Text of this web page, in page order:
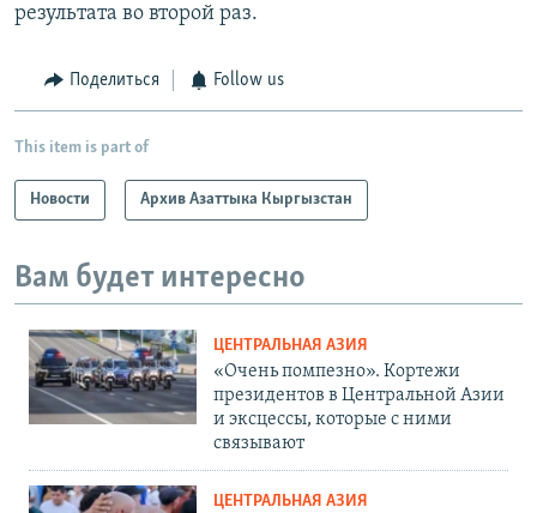
результата во второй раз.
Поделиться Follow us
This item is part of
Новости Архив Азаттыка Кыргызстан
Вам будет интересно
ЦЕНТРАЛЬНАЯ АЗИЯ
«Очень помпезно». Кортежи
президентов в Центральной Азии
и эксцессы, которые с ними
связывают
ЦЕНТРАЛЬНАЯ АЗИЯ